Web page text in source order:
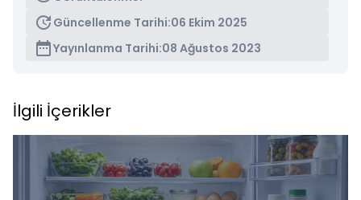
Güncellenme Tarihi:06 Ekim 2025
Yayınlanma Tarihi:08 Ağustos 2023
İlgili İçerikler